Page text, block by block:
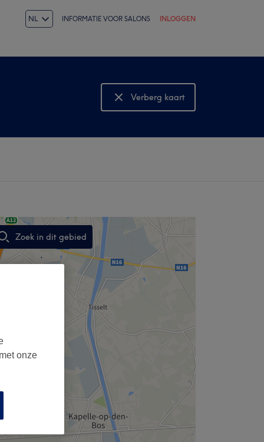
NL INFORMATIE VOOR SALONS INLOGGEN
Verberg kaart
Bekijk kaart
Zoek in dit gebied
,
onze